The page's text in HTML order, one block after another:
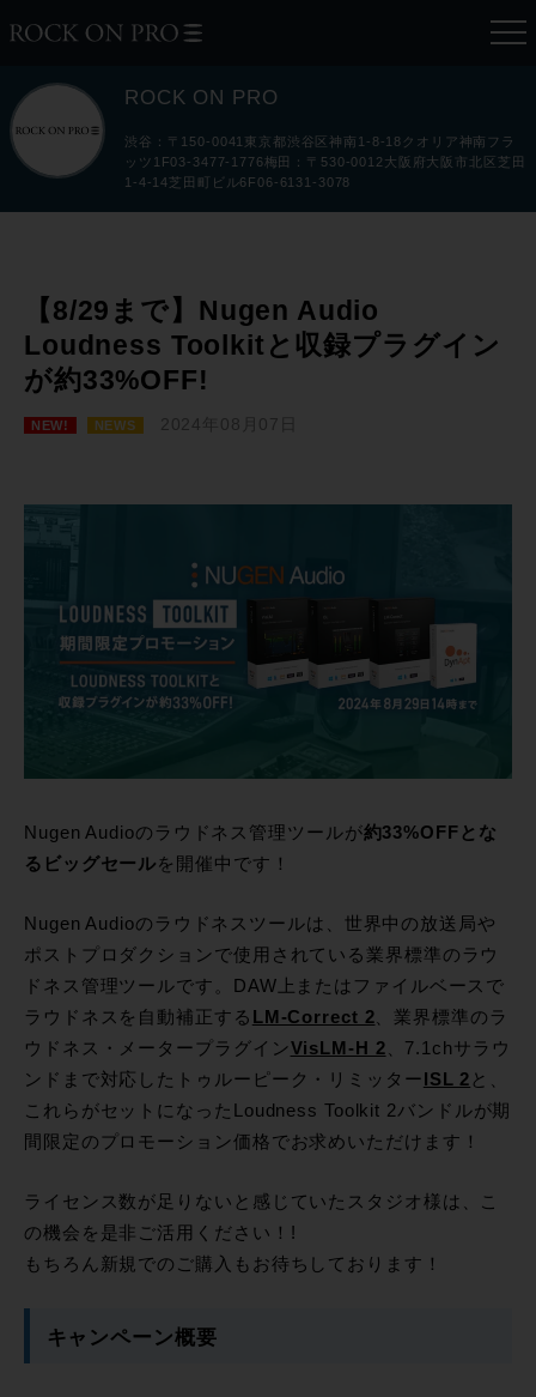
ROCK ON PRO
渋谷：〒150-0041東京都渋谷区神南1-8-18クオリア神南フラ
ッツ1F03-3477-1776梅田：〒530-0012大阪府大阪市北区芝田
1-4-14芝田町ビル6F06-6131-3078
【8/29まで】Nugen Audio
Loudness Toolkitと収録プラグイン
が約33%OFF!
NEW! NEWS 2024年08月07日
Nugen Audioのラウドネス管理ツールが約33%OFFとな
るビッグセールを開催中です！
Nugen Audioのラウドネスツールは、世界中の放送局や
ポストプロダクションで使用されている業界標準のラウ
ドネス管理ツールです。DAW上またはファイルベースで
ラウドネスを自動補正する LM-Correct 2、業界標準のラ
ウドネス・メータープラグインVisLM-H 2、7.1chサラウ
ンドまで対応したトゥルーピーク・リミッター ISL 2 と、
これらがセットになったLoudness Toolkit 2バンドルが期
間限定のプロモーション価格でお求めいただけます！
ライセンス数が足りないと感じていたスタジオ様は、こ
の機会を是非ご活用ください！!
もちろん新規でのご購入もお待ちしております！
キャンペーン概要